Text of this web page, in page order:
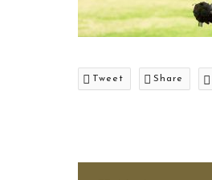
Tweet Share